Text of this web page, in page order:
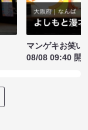
マンゲキお笑い
08/08 09:40 開